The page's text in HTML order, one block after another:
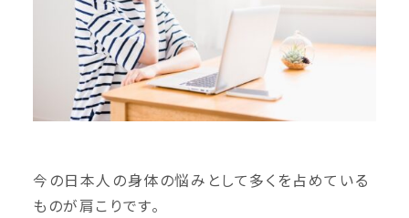
今の日本人の身体の悩みとして多くを占めている
ものが肩こりです。